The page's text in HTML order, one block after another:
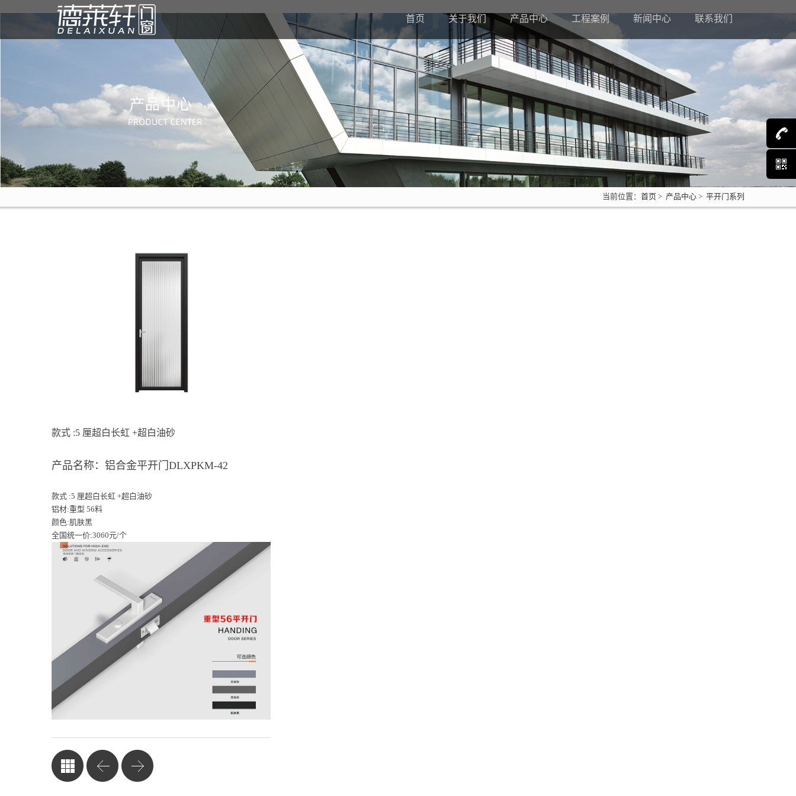
首页 关于我们 产品中心 工程案例 新闻中心 联系我们
当前位置： 首页 > 产品中心 > 平开门系列
款式 :5 厘超白长虹 +超白油砂
产品名称：铝合金平开门DLXPKM-42
款式 :5 厘超白长虹 +超白油砂
铝材:重型 56料
颜色:肌肤黑
全国统一价:3060元/个